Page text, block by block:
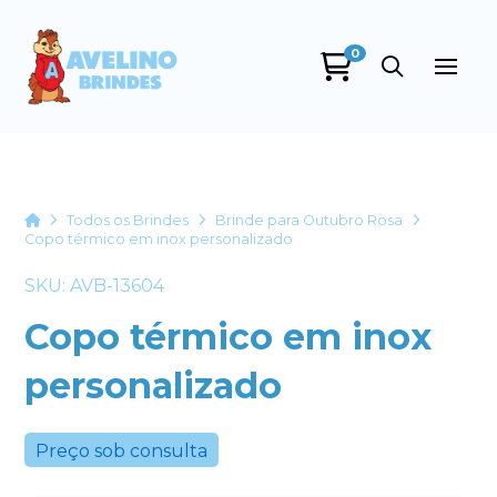
0
HomeTodos os Brindes
Brinde para Outubro Rosa
Copo térmico em inox personalizado
SKU: AVB-13604
Copo térmico em inox
personalizado
Preço sob consulta